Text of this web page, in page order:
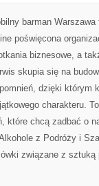
barman
poświęcona
biznesowe, a
skupia się na
dzięki którym
charakteru.
które chcą zadbać o
z Podróży i
związane z sztuką